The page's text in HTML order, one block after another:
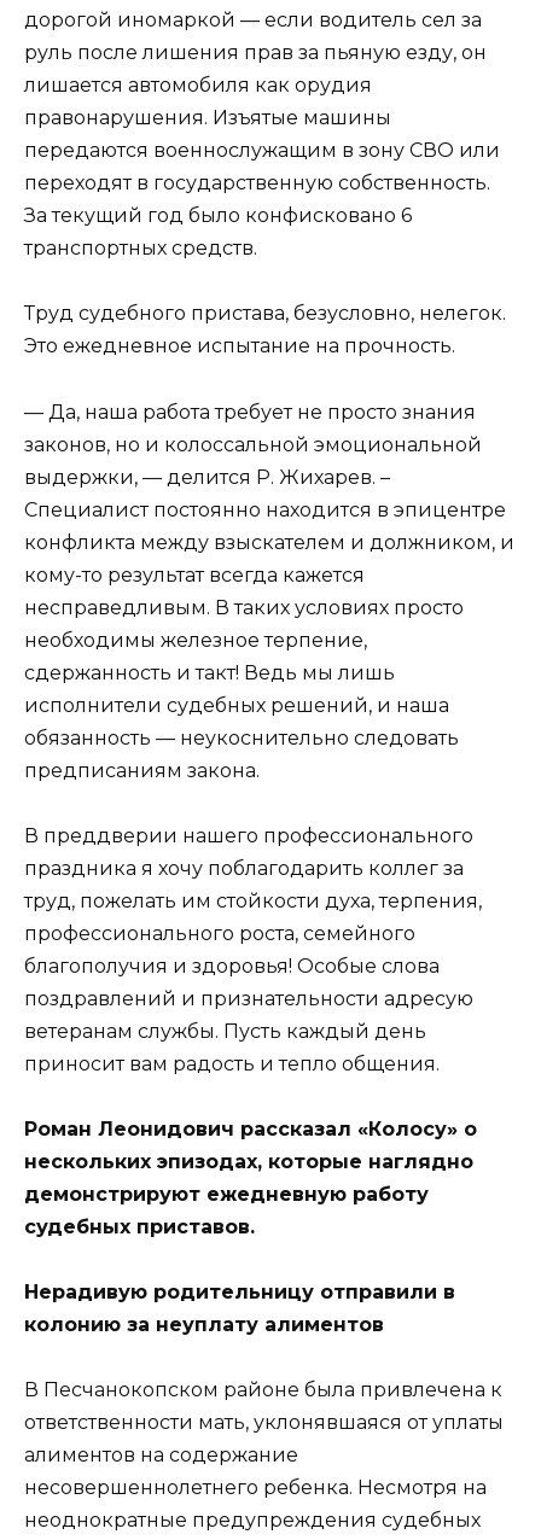
дорогой иномаркой — если водитель сел за
руль после лишения прав за пьяную езду, он
лишается автомобиля как орудия
правонарушения. Изъятые машины
передаются военнослужащим в зону СВО или
переходят в государственную собственность.
За текущий год было конфисковано 6
транспортных средств.
Труд судебного пристава, безусловно, нелегок.
Это ежедневное испытание на прочность.
— Да, наша работа требует не просто знания
законов, но и колоссальной эмоциональной
выдержки, — делится Р. Жихарев. –
Специалист постоянно находится в эпицентре
конфликта между взыскателем и должником, и
кому-то результат всегда кажется
несправедливым. В таких условиях просто
необходимы железное терпение,
сдержанность и такт! Ведь мы лишь
исполнители судебных решений, и наша
обязанность — неукоснительно следовать
предписаниям закона.
В преддверии нашего профессионального
праздника я хочу поблагодарить коллег за
труд, пожелать им стойкости духа, терпения,
профессионального роста, семейного
благополучия и здоровья! Особые слова
поздравлений и признательности адресую
ветеранам службы. Пусть каждый день
приносит вам радость и тепло общения.
Роман Леонидович рассказал «Колосу» о
нескольких эпизодах, которые наглядно
демонстрируют ежедневную работу
судебных приставов.
Нерадивую родительницу отправили в
колонию за неуплату алиментов
В Песчанокопском районе была привлечена к
ответственности мать, уклонявшаяся от уплаты
алиментов на содержание
несовершеннолетнего ребенка. Несмотря на
неоднократные предупреждения судебных